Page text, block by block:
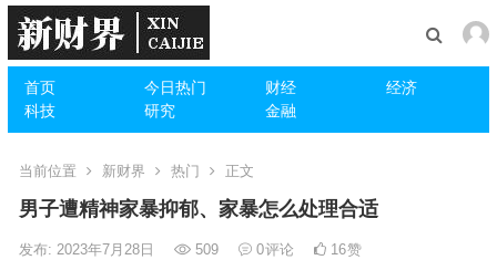
首页 今日热门 财经
经济
科技
研究 金融
当前位置 新财界 热门 正文
男子遭精神家暴抑郁、家暴怎么处理合适
发布: 2023年7月28日 509 0评论 16赞